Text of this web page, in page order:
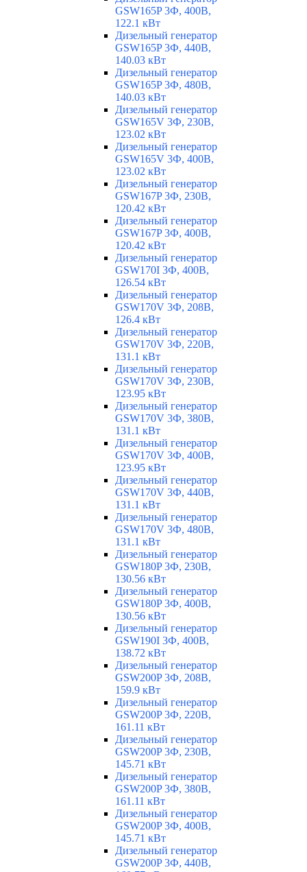
GSW165P 3Ф, 400В,
122.1 кВт
Дизельный генератор
GSW165P 3Ф, 440В,
140.03 кВт
Дизельный генератор
GSW165P 3Ф, 480В,
140.03 кВт
Дизельный генератор
GSW165V 3Ф, 230В,
123.02 кВт
Дизельный генератор
GSW165V 3Ф, 400В,
123.02 кВт
Дизельный генератор
GSW167P 3Ф, 230В,
120.42 кВт
Дизельный генератор
GSW167P 3Ф, 400В,
120.42 кВт
Дизельный генератор
GSW170I 3Ф, 400В,
126.54 кВт
Дизельный генератор
GSW170V 3Ф, 208В,
126.4 кВт
Дизельный генератор
GSW170V 3Ф, 220В,
131.1 кВт
Дизельный генератор
GSW170V 3Ф, 230В,
123.95 кВт
Дизельный генератор
GSW170V 3Ф, 380В,
131.1 кВт
Дизельный генератор
GSW170V 3Ф, 400В,
123.95 кВт
Дизельный генератор
GSW170V 3Ф, 440В,
131.1 кВт
Дизельный генератор
GSW170V 3Ф, 480В,
131.1 кВт
Дизельный генератор
GSW180P 3Ф, 230В,
130.56 кВт
Дизельный генератор
GSW180P 3Ф, 400В,
130.56 кВт
Дизельный генератор
GSW190I 3Ф, 400В,
138.72 кВт
Дизельный генератор
GSW200P 3Ф, 208В,
159.9 кВт
Дизельный генератор
GSW200P 3Ф, 220В,
161.11 кВт
Дизельный генератор
GSW200P 3Ф, 230В,
145.71 кВт
Дизельный генератор
GSW200P 3Ф, 380В,
161.11 кВт
Дизельный генератор
GSW200P 3Ф, 400В,
145.71 кВт
Дизельный генератор
GSW200P 3Ф, 440В,